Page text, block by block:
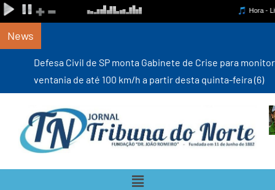
News
Defesa Civil de SP monta Gabinete de Crise para monitorar
ventania de até 100 km/h a partir desta quinta-feira (6)